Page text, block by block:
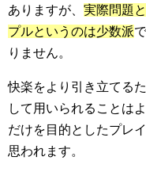
ありますが、 実際問題
プルというのは少数派
りません。
快楽をより引き立てる
して用いられることは
だけを目的としたプレ
思われます。